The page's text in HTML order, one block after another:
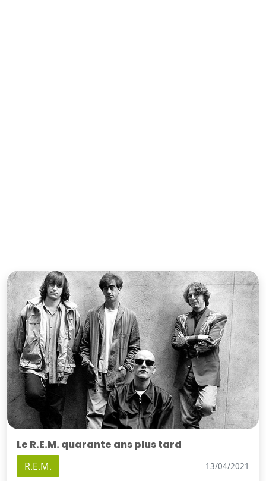
Le R.E.M. quarante ans plus tard
R.E.M. 13/04/2021